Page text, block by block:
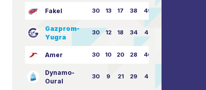
Fakel 30 13 17 38 49:62
Gazprom-
Yugra
30 12 18 34 45:63
Amer 30 10 20 28 46:73
Dynamo-
Oural
30 9 21 29 41:70